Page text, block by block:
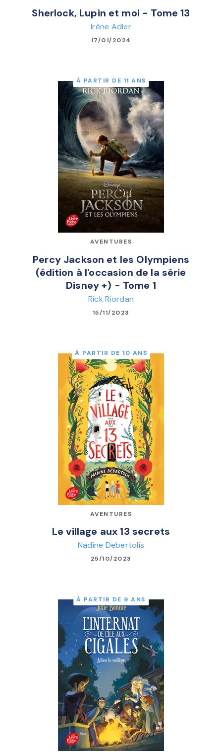
Sherlock, Lupin et moi - Tome 13
Irène Adler
17/01/2024
À PARTIR DE 11 ANS
AVENTURES
Percy Jackson et les Olympiens
(édition à l'occasion de la série
Disney +) - Tome 1
Rick Riordan
15/11/2023
À PARTIR DE 10 ANS
AVENTURES
Le village aux 13 secrets
Nadine Debertolis
25/10/2023
À PARTIR DE 9 ANS